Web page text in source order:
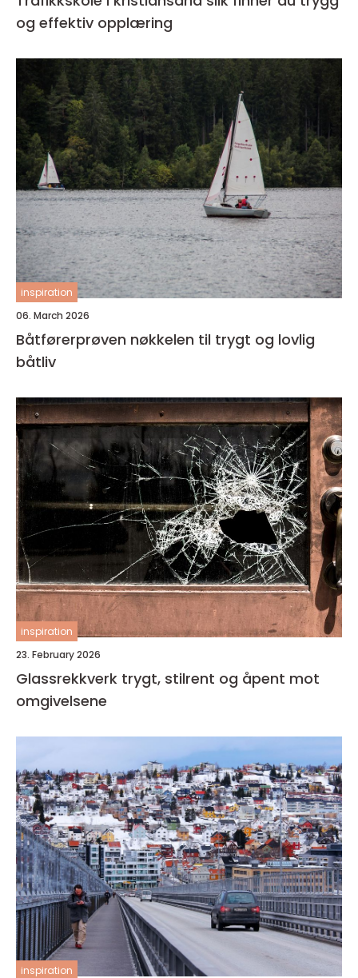
og effektiv opplæring
inspiration
06. March 2026
Båtførerprøven nøkkelen til trygt og lovlig
båtliv
inspiration
23. February 2026
Glassrekkverk trygt, stilrent og åpent mot
omgivelsene
inspiration